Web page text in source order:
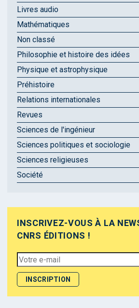
Livres audio
Mathématiques
Non classé
Philosophie et histoire des idées
Physique et astrophysique
Préhistoire
Relations internationales
Revues
Sciences de l'ingénieur
Sciences politiques et sociologie
Sciences religieuses
Société
INSCRIVEZ-VOUS À LA
CNRS ÉDITIONS !